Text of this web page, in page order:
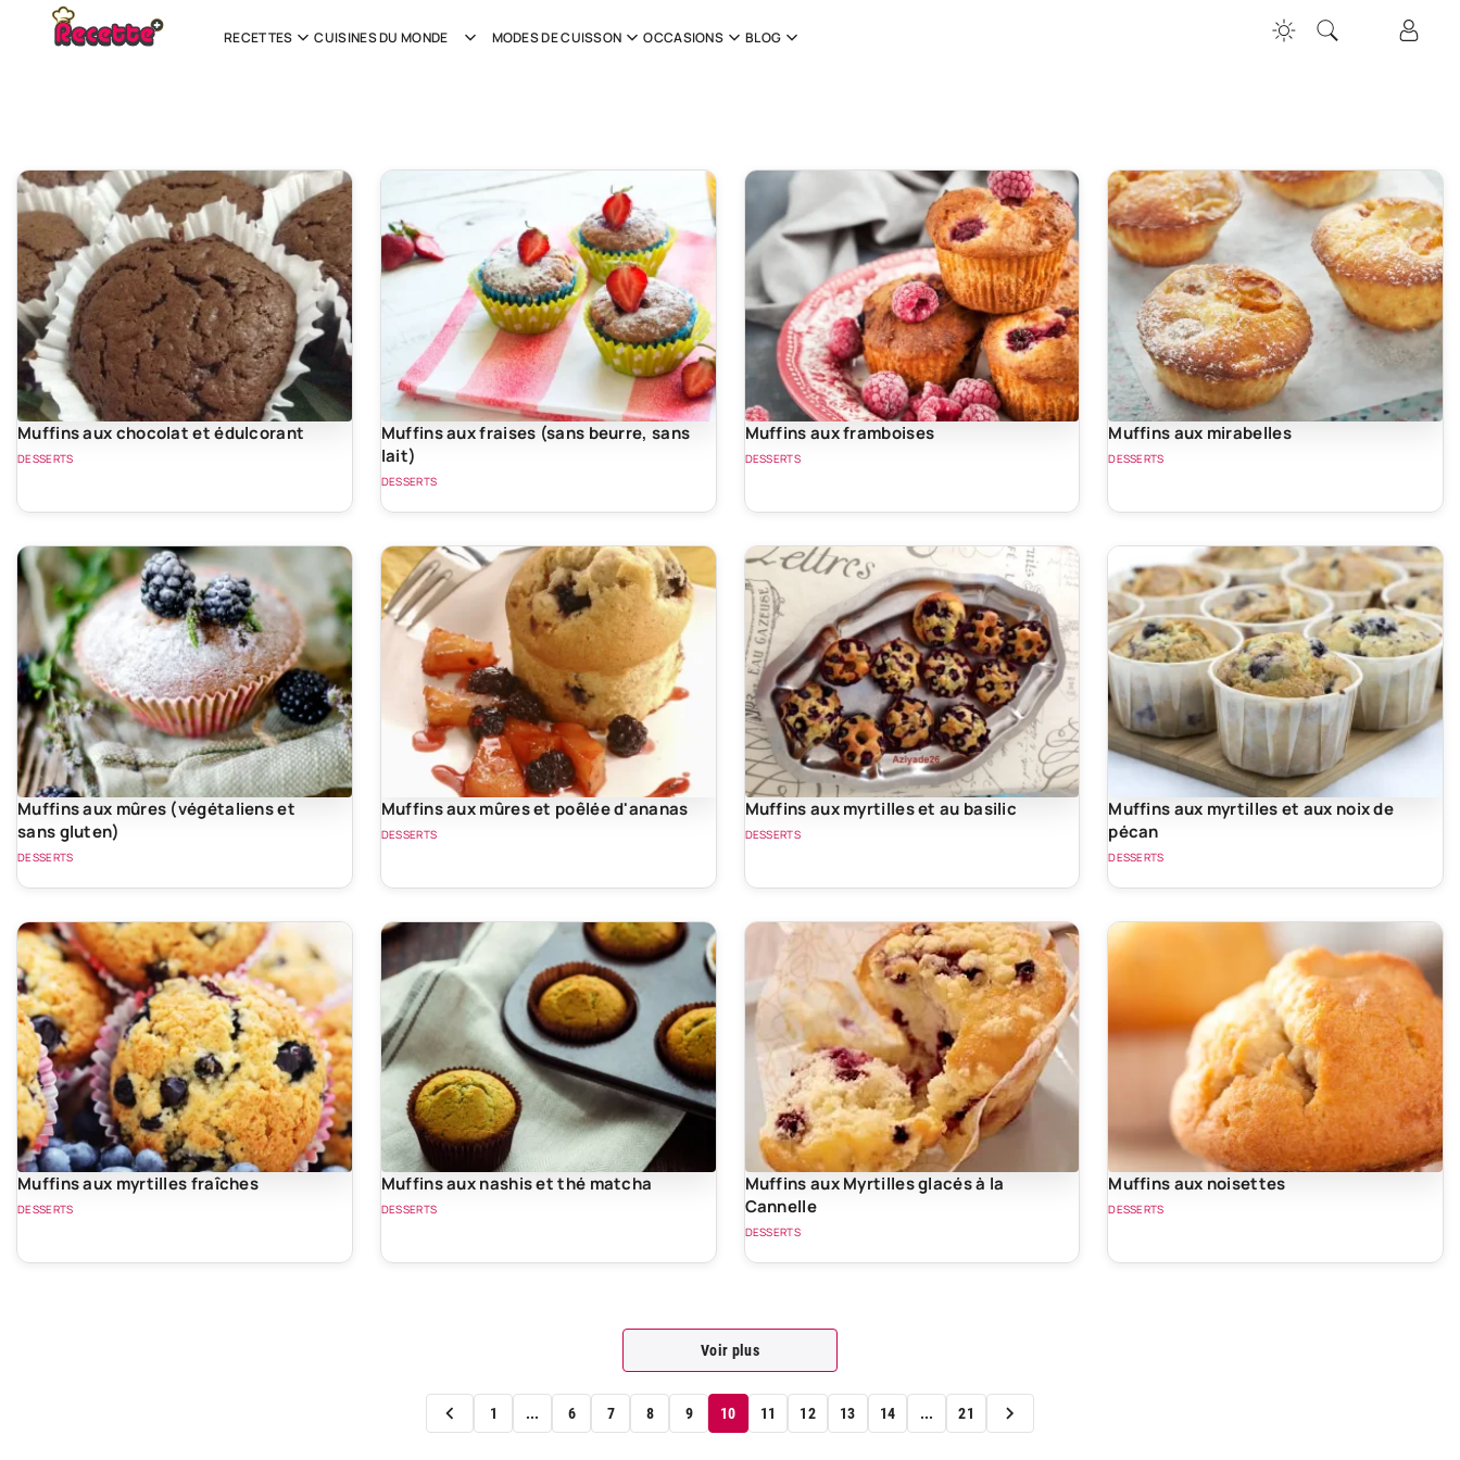
RECETTES CUISINES DU MONDE MODES DE CUISSON OCCASIONS BLOG
Muffins aux chocolat et édulcorant
DESSERTS
Muffins aux fraises (sans beurre, sans
lait)
DESSERTS
Muffins aux framboises
DESSERTS
Muffins aux mirabelles
DESSERTS
Muffins aux mûres (végétaliens et
sans gluten)
DESSERTS
Muffins aux mûres et poêlée d'ananas
DESSERTS
Muffins aux myrtilles et au basilic
DESSERTS
Muffins aux myrtilles et aux noix de
pécan
DESSERTS
Muffins aux myrtilles fraîches
DESSERTS
Muffins aux nashis et thé matcha
DESSERTS
Muffins aux Myrtilles glacés à la
Cannelle
DESSERTS
Muffins aux noisettes
DESSERTS
Voir plus
1 ... 6 7 8 9 10 11 12 13 14 ... 21